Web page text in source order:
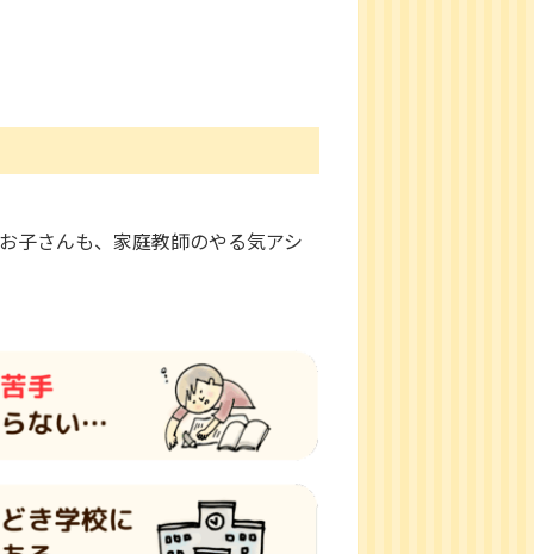
子さんも、家庭教師のやる気アシ